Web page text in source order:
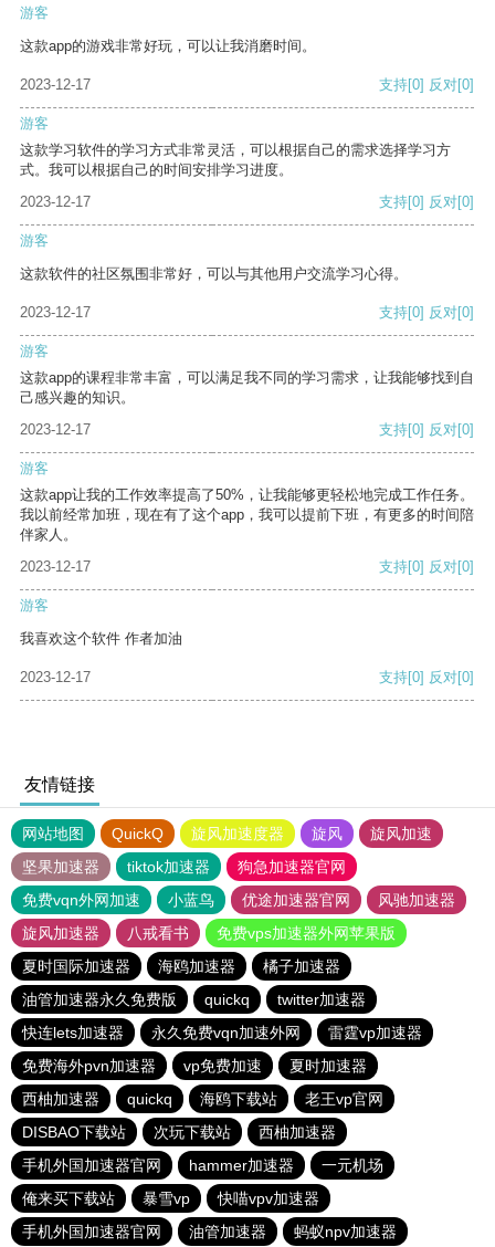
游客
这款app的游戏非常好玩，可以让我消磨时间。
2023-12-17 支持[0] 反对[0]
游客
这款学习软件的学习方式非常灵活，可以根据自己的需求选择学习方
式。我可以根据自己的时间安排学习进度。
2023-12-17
支持[0] 反对[0]
游客
这款软件的社区氛围非常好，可以与其他用户交流学习心得。
2023-12-17 支持[0] 反对[0]
游客
这款app的课程非常丰富，可以满足我不同的学习需求，让我能够找到自
己感兴趣的知识。
2023-12-17
支持[0] 反对[0]
游客
这款app让我的工作效率提高了50%，让我能够更轻松地完成工作任务。
我以前经常加班，现在有了这个app，我可以提前下班，有更多的时间陪
伴家人。
2023-12-17
支持[0] 反对[0]
游客
我喜欢这个软件 作者加油
2023-12-17 支持[0] 反对[0]
友情链接
网站地图 QuickQ 旋风加速度器 旋风
旋风加速
坚果加速器
tiktok加速器
狗急加速器官网
免费vqn外网加速
小蓝鸟 优途加速器官网
风驰加速器
旋风加速器
八戒看书
免费vps加速器外网苹果版
夏时国际加速器
海鸥加速器
橘子加速器
油管加速器永久免费版
quickq
twitter加速器
快连lets加速器
永久免费vqn加速外网
雷霆vp加速器
免费海外pvn加速器
vp免费加速
夏时加速器
西柚加速器
quickq 海鸥下载站
老王vp官网
DISBAO下载站
次玩下载站
西柚加速器
手机外国加速器官网
hammer加速器
一元机场
俺来买下载站
暴雪vp
快喵vpv加速器
手机外国加速器官网
油管加速器 蚂蚁npv加速器